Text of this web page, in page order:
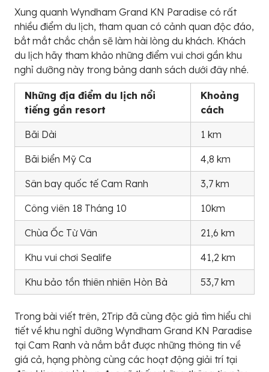
Xung quanh Wyndham Grand KN Paradise có rất
nhiều điểm du lịch, tham quan có cảnh quan độc đáo,
bắt mắt chắc chắn sẽ làm hài lòng du khách. Khách
du lịch hãy tham khảo những điểm vui chơi gần khu
nghỉ dưỡng này trong bảng danh sách dưới đây nhé.
Những địa điểm du lịch nổi
tiếng gần resort
Khoảng
cách
Bãi Dài 1 km
Bãi biển Mỹ Ca 4,8 km
Sân bay quốc tế Cam Ranh 3,7 km
Công viên 18 Tháng 10 10km
Chùa Ốc Từ Vân 21,6 km
Khu vui chơi Sealife 41,2 km
Khu bảo tồn thiên nhiên Hòn Bà 53,7 km
Trong bài viết trên, 2Trip đã cùng độc giả tìm hiểu chi
tiết về khu nghỉ dưỡng Wyndham Grand KN Paradise
tại Cam Ranh và nắm bắt được những thông tin về
giá cả, hạng phòng cùng các hoạt động giải trí tại